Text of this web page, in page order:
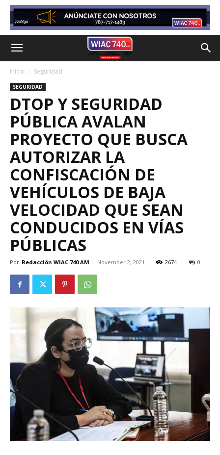
Inicio Seguridad
SEGURIDAD
DTOP Y SEGURIDAD
PÚBLICA AVALAN
PROYECTO QUE BUSCA
AUTORIZAR LA
CONFISCACIÓN DE
VEHÍCULOS DE BAJA
VELOCIDAD QUE SEAN
CONDUCIDOS EN VÍAS
PÚBLICAS
Por Redacción WIAC 740 AM - November 2, 2021 2674 0